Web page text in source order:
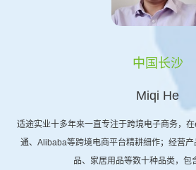
中国长沙
Miqi He
适途实业十多年来一直专注于跨境电子商务，
通、Alibaba等跨境电商平台精耕细作；经营
品、家居用品等数十种品类，包